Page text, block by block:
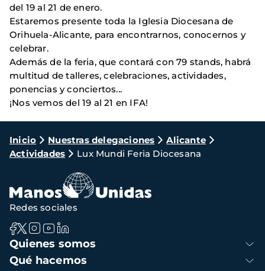
del 19 al 21 de enero.
Estaremos presente toda la Iglesia Diocesana de
Orihuela-Alicante, para encontrarnos, conocernos y
celebrar.
Además de la feria, que contará con 79 stands, habrá
multitud de talleres, celebraciones, actividades,
ponencias y conciertos...
¡Nos vemos del 19 al 21 en IFA!
Ruta
de
navegación
Inicio Nuestras delegaciones
Alicante
Actividades
Lux Mundi Feria Diocesana
Navegación
principal
Quienes somos
Qué hacemos
Redes sociales